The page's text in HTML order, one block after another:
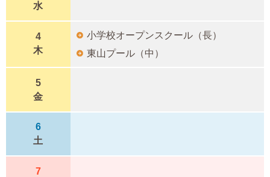
水
4
木
小学校オープンスクール（長）
東山プール（中）
5
金
6
土
7